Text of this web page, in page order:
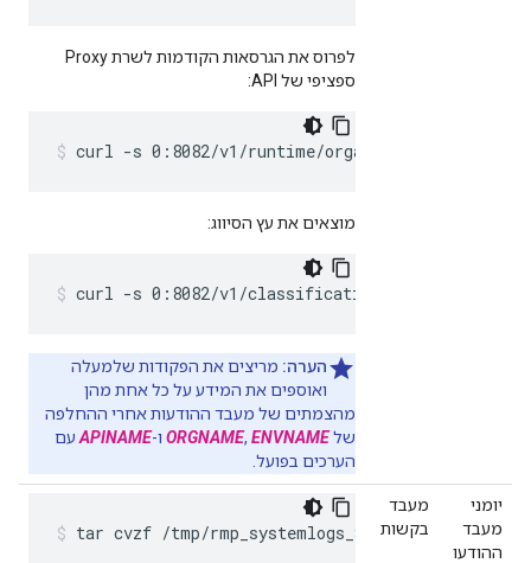
לפרוס את הגרסאות הקודמות לשרת Proxy
ספציפי של API:
curl -s 0:8082/v1/runtime/organizations/
מוצאים את עץ הסיווג:
curl -s 0:8082/v1/classification/tree > /tmp/
הערה: מריצים את הפקודות שלמעלה
ואוספים את המידע על כל אחת מהן
מהצמתים של מעבד ההודעות אחרי ההחלפה
של
ORGNAME, ENVNAME ו-APINAME עם
הערכים בפועל.
יומני
מעבד
ההודעו
מעבד
בקשות
tar cvzf /tmp/